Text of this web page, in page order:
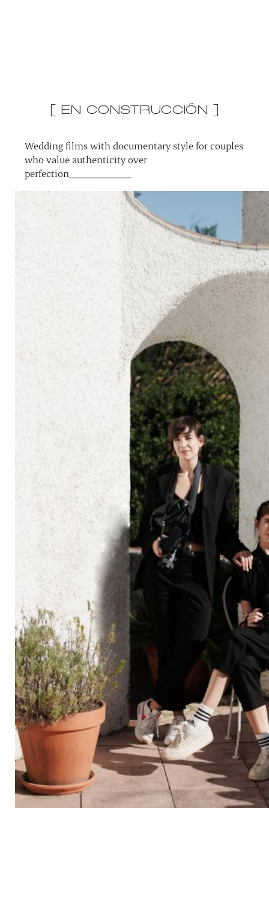
[ EN CONSTRUCCIÓN ]
Wedding films with documentary style for couples
who value authenticity over
perfection_____________